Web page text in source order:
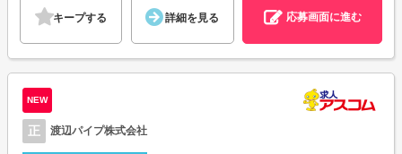
キープする 詳細を見る 応募画面に進む
NEW
正 渡辺パイプ株式会社